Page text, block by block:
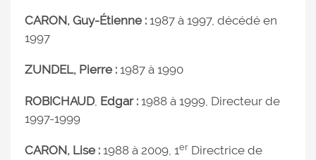
CARON, Guy-Étienne : 1987 à 1997, décédé en
1997
ZUNDEL, Pierre : 1987 à 1990
ROBICHAUD, Edgar : 1988 à 1999, Directeur de
1997-1999
CARON, Lise : 1988 à 2009, 1er Directrice de